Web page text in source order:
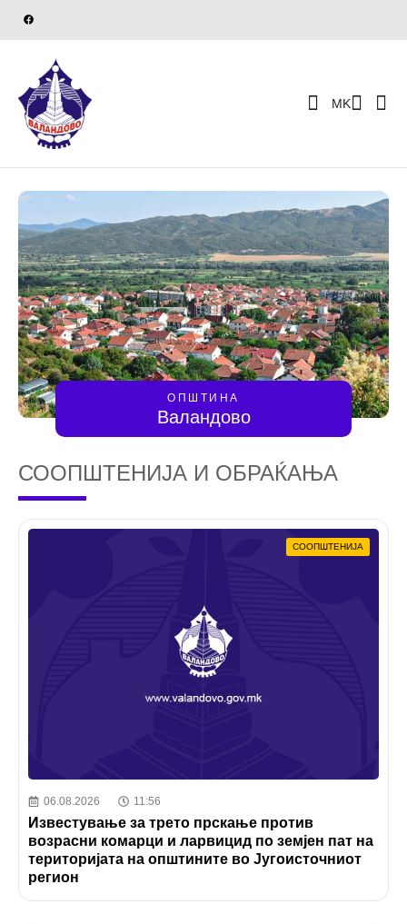
MK
ОПШТИНА
Валандово
СООПШТЕНИЈА И ОБРАЌАЊА
СООПШТЕНИЈА
06.08.2026 11:56
Известување за трето прскање против
возрасни комарци и ларвицид по земјен пат на
територијата на општините во Југоисточниот
регион